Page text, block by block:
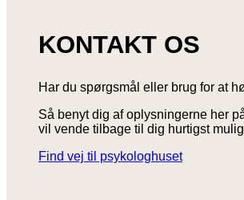
KONTAKT OS
Har du spørgsmål eller brug for at
Så benyt dig af oplysningerne her
vil vende tilbage til dig hurtigst
Find vej til psykologhuset